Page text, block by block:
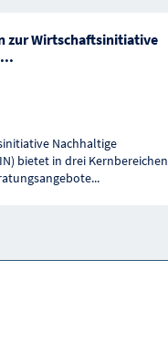
zur Wirtschaftsinitiative
...
Nachhaltige
bietet in drei Kernbereichen
...